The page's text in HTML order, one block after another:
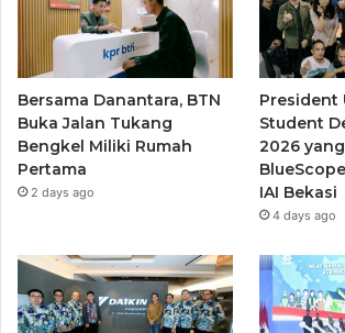
Bersama Danantara, BTN
Buka Jalan Tukang
Bengkel Miliki Rumah
Pertama
2 days ago
President
Student
2026
IAI Bekasi
4 days ago